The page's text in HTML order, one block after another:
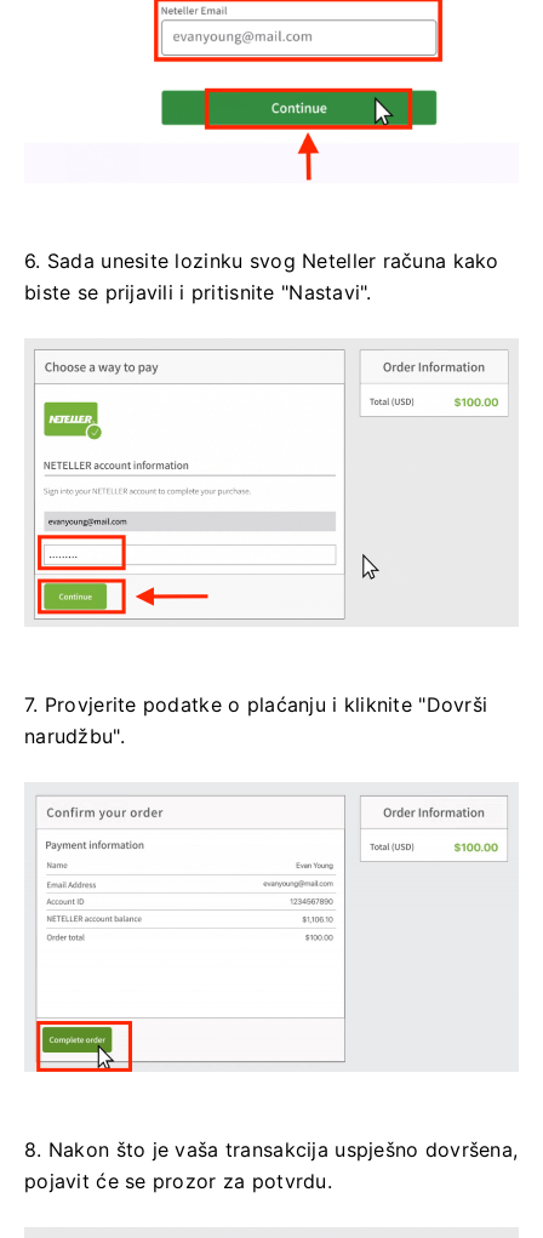
6. Sada unesite lozinku svog Neteller računa kako
biste se prijavili i pritisnite "Nastavi".
7. Provjerite podatke o plaćanju i kliknite "Dovrši
narudžbu".
8. Nakon što je vaša transakcija uspješno dovršena,
pojavit će se prozor za potvrdu.